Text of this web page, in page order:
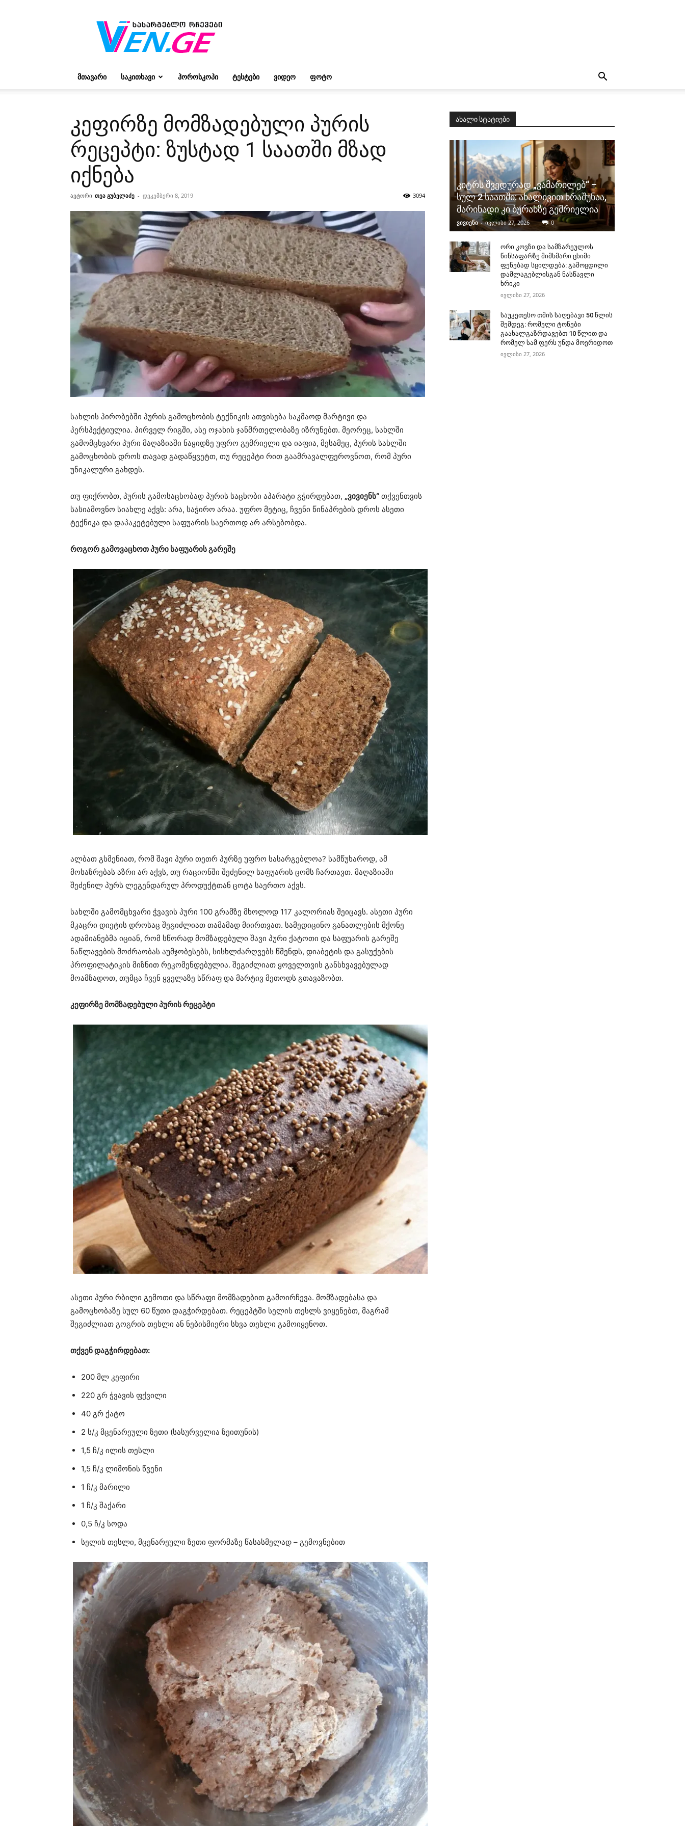
ვივიენისგან
ᲛᲗᲐᲕᲐᲠᲘ ᲡᲐᲙᲘᲗᲮᲐᲕᲘ ᲰᲝᲠᲝᲡᲙᲝᲞᲘ ᲢᲔᲡᲢᲔᲑᲘ ᲕᲘᲓᲔᲝ ᲤᲝᲢᲝ
კეფირზე მომზადებული პურის
რეცეპტი: ზუსტად 1 საათში მზად
იქნება
ავტორი თეა გუბელაძე - დეკემბერი 8, 2019 3094
სახლის პირობებში პურის გამოცხობის ტექნიკის ათვისება საკმაოდ მარტივი და
პერსპექტიულია. პირველ რიგში, ასე ოჯახის ჯანმრთელობაზე იზრუნებთ. მეორეც, სახლში
გამომცხვარი პური მაღაზიაში ნაყიდზე უფრო გემრიელი და იაფია, მესამეც, პურის სახლში
გამოცხობის დროს თავად გადაწყვეტთ, თუ რეცეპტი რით გაამრავალფეროვნოთ, რომ პური
უნიკალური გახდეს.
თუ ფიქრობთ, პურის გამოსაცხობად პურის საცხობი აპარატი გჭირდებათ, „ვივიენს“ თქვენთვის
სასიამოვნო სიახლე აქვს: არა, საჭირო არაა. უფრო მეტიც, ჩვენი წინაპრების დროს ასეთი
ტექნიკა და დაპაკეტებული საფუარის საერთოდ არ არსებობდა.
როგორ გამოვაცხოთ პური საფუარის გარეშე
ალბათ გსმენიათ, რომ შავი პური თეთრ პურზე უფრო სასარგებლოა? სამწუხაროდ, ამ
მოსაზრებას აზრი არ აქვს, თუ რაციონში შეძენილ საფუარის ცომს ჩართავთ. მაღაზიაში
შეძენილ პურს ლეგენდარულ პროდუქტთან ცოტა საერთო აქვს.
სახლში გამომცხვარი ჭვავის პური 100 გრამზე მხოლოდ 117 კალორიას შეიცავს. ასეთი პური
მკაცრი დიეტის დროსაც შეგიძლიათ თამამად მიირთვათ. სამედიცინო განათლების მქონე
ადამიანებმა იციან, რომ სწორად მომზადებული შავი პური ქატოთი და საფუარის გარეშე
ნაწლავების მოძრაობას აუმჯობესებს, სისხლძარღვებს წმენდს, დიაბეტის და გასუქების
პროფილატიკის მიზნით რეკომენდებულია. შეგიძლიათ ყოველთვის განსხვავებულად
მოამზადოთ, თუმცა ჩვენ ყველაზე სწრაფ და მარტივ მეთოდს გთავაზობთ.
კეფირზე მომზადებული პურის რეცეპტი
ასეთი პური რბილი გემოთი და სწრაფი მომზადებით გამოირჩევა. მომზადებასა და
გამოცხობაზე სულ 60 წუთი დაგჭირდებათ. რეცეპტში სელის თესლს ვიყენებთ, მაგრამ
შეგიძლიათ გოგრის თესლი ან ნებისმიერი სხვა თესლი გამოიყენოთ.
თქვენ დაგჭირდებათ:
200 მლ კეფირი
220 გრ ჭვავის ფქვილი
40 გრ ქატო
2 ს/კ მცენარეული ზეთი (სასურველია ზეითუნის)
1,5 ჩ/კ ილის თესლი
1,5 ჩ/კ ლიმონის წვენი
1 ჩ/კ მარილი
1 ჩ/კ შაქარი
0,5 ჩ/კ სოდა
სელის თესლი, მცენარეული ზეთი ფორმაზე წასასმელად – გემოვნებით
ახალი სტატიები
კიტრს შვედურად „ვამარილებ“ –
სულ 2 საათში: ახალივით ხრაშუნაა,
მარინადი კი ბურახზე გემრიელია
ვივიენი - ივლისი 27, 2026 0
ორი კოვზი და სამზარეულოს
წინსაფარზე მიმხმარი ცხიმი
ფენებად სცილდება: გამოცდილი
დამლაგებლისგან ნასწავლი
ხრიკი
ივლისი 27, 2026
საუკეთესო თმის საღებავი 50 წლის
შემდეგ: რომელი ტონები
გაახალგაზრდავებთ 10 წლით და
რომელ სამ ფერს უნდა მოერიდოთ
ივლისი 27, 2026